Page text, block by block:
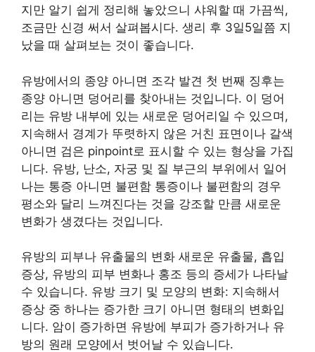
지만 알기 쉽게 정리해 놓았으니 샤워할 때 가끔씩,
조금만 신경 써서 살펴봅시다. 생리 후 3일5일쯤 지
났을 때 살펴보는 것이 좋습니다.
유방에서의 종양 아니면 조각 발견 첫 번째 징후는
종양 아니면 덩어리를 찾아내는 것입니다. 이 덩어
리는 유방 내부에 있는 새로운 덩어리일 수 있으며,
지속해서 경계가 뚜렷하지 않은 거친 표면이나 갈색
아니면 검은 pinpoint로 표시할 수 있는 형상을 가집
니다. 유방, 난소, 자궁 및 질 부근의 부위에서 일어
나는 통증 아니면 불편함 통증이나 불편함의 경우
평소와 달리 느껴진다는 것을 강조할 만큼 새로운
변화가 생겼다는 것입니다.
유방의 피부나 유출물의 변화 새로운 유출물, 흡입
증상, 유방의 피부 변화나 홍조 등의 증세가 나타날
수 있습니다. 유방 크기 및 모양의 변화: 지속해서
증상 중 하나는 증가한 크기 아니면 형태의 변화입
니다. 암이 증가하면 유방에 부피가 증가하거나 유
방의 원래 모양에서 벗어날 수 있습니다.